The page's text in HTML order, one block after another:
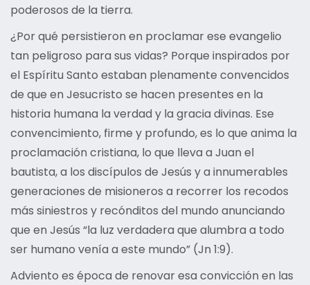
poderosos de la tierra.
¿Por qué persistieron en proclamar ese evangelio
tan peligroso para sus vidas? Porque inspirados por
el Espíritu Santo estaban plenamente convencidos
de que en Jesucristo se hacen presentes en la
historia humana la verdad y la gracia divinas. Ese
convencimiento, firme y profundo, es lo que anima la
proclamación cristiana, lo que lleva a Juan el
bautista, a los discípulos de Jesús y a innumerables
generaciones de misioneros a recorrer los recodos
más siniestros y recónditos del mundo anunciando
que en Jesús “la luz verdadera que alumbra a todo
ser humano venía a este mundo” (Jn 1:9).
Adviento es época de renovar esa convicción en las